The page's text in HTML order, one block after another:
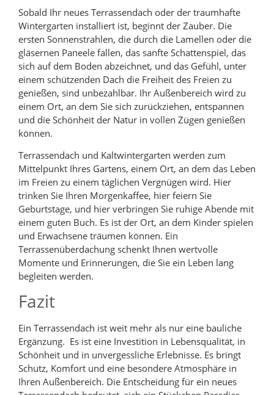
Sobald Ihr neues Terrassendach oder der traumhafte
Wintergarten installiert ist, beginnt der Zauber. Die
ersten Sonnenstrahlen, die durch die Lamellen oder die
gläsernen Paneele fallen, das sanfte Schattenspiel, das
sich auf dem Boden abzeichnet, und das Gefühl, unter
einem schützenden Dach die Freiheit des Freien zu
genießen, sind unbezahlbar. Ihr Außenbereich wird zu
einem Ort, an dem Sie sich zurückziehen, entspannen
und die Schönheit der Natur in vollen Zügen genießen
können.
Terrassendach und Kaltwintergarten werden zum
Mittelpunkt Ihres Gartens, einem Ort, an dem das Leben
im Freien zu einem täglichen Vergnügen wird. Hier
trinken Sie Ihren Morgenkaffee, hier feiern Sie
Geburtstage, und hier verbringen Sie ruhige Abende mit
einem guten Buch. Es ist der Ort, an dem Kinder spielen
und Erwachsene träumen können. Ein
Terrassenüberdachung schenkt Ihnen wertvolle
Momente und Erinnerungen, die Sie ein Leben lang
begleiten werden.
Fazit
Ein Terrassendach ist weit mehr als nur eine bauliche
Ergänzung. Es ist eine Investition in Lebensqualität, in
Schönheit und in unvergessliche Erlebnisse. Es bringt
Schutz, Komfort und eine besondere Atmosphäre in
Ihren Außenbereich. Die Entscheidung für ein neues